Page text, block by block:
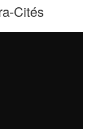
Cités